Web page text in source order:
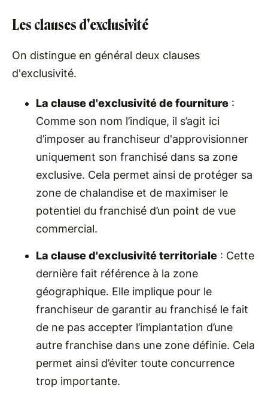
Les clauses d'exclusivité
On distingue en général deux clauses
d'exclusivité.
La clause d'exclusivité de fourniture :
Comme son nom l’indique, il s’agit ici
d’imposer au franchiseur d'approvisionner
uniquement son franchisé dans sa zone
exclusive. Cela permet ainsi de protéger sa
zone de chalandise et de maximiser le
potentiel du franchisé d’un point de vue
commercial.
La clause d'exclusivité territoriale : Cette
dernière fait référence à la zone
géographique. Elle implique pour le
franchiseur de garantir au franchisé le fait
de ne pas accepter l’implantation d’une
autre franchise dans une zone définie. Cela
permet ainsi d’éviter toute concurrence
trop importante.